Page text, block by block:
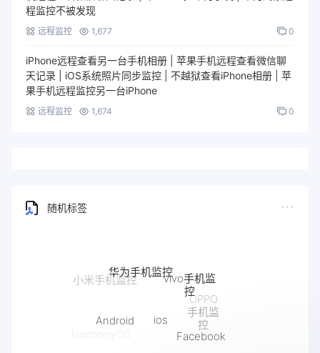
程监控不被发现
远程监控 1,677 0
iPhone远程查看另一台手机相册 | 苹果手机远程查看微信聊
天记录 | iOS系统照片同步监控 | 不越狱查看iPhone相册 | 苹
果手机远程监控另一台iPhone
远程监控 1,674 0
随机标签
小米手机监控
华为手机监控
vivo手机监
控
OPPO
手机监
控
HarmonyOS
Android
ios
Facebook